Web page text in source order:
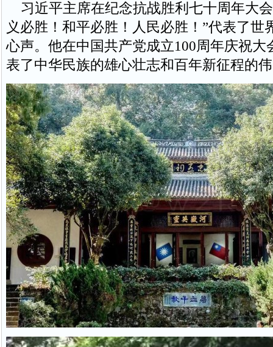
习近平主席在纪念抗战胜利七十周年大
义必胜！和平必胜！人民必胜！”代表了世
心声。他在中国共产党成立100周年庆祝大
表了中华民族的雄心壮志和百年新征程的